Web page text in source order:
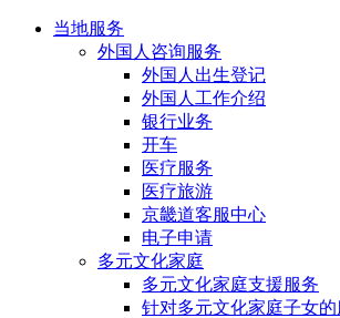
当地服务
外国人咨询服务
外国人出生登记
外国人工作介绍
银行业务
开车
医疗服务
医疗旅游
京畿道客服中心
电子申请
多元文化家庭
多元文化家庭支援服务
针对多元文化家庭子女的